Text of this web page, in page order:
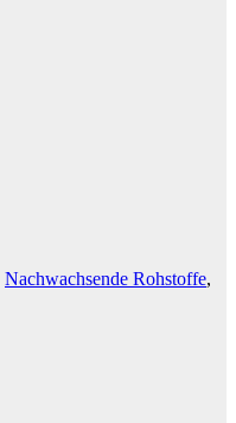
Nachwachsende Rohstoffe,